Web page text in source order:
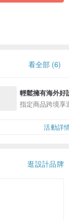
看全部 (6)
輕鬆擁有海外好
指定商品跨境享
活動詳
逛設計品牌